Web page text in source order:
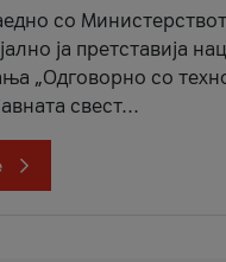
со
ја претставија
„Одговорно со
свест...